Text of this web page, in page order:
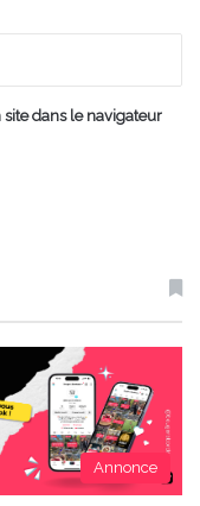
dans le navigateur
Annonce